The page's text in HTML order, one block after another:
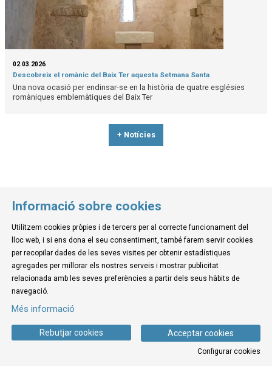
02.03.2026
Descobreix el romànic del Baix Ter aquesta Setmana Santa
Una nova ocasió per endinsar-se en la història de quatre esglésies
romàniques emblemàtiques del Baix Ter
+ Notícies
© Museu de la Mediterrània
C. d'Ullà, 27-31 | 17257 Torroella de Montgrí
Tel. 972 755 180 a/e: info@museudelamediterrania.cat
Sitemap
Link a instagram
Link a youtube
Link a twitter
Link a facebook
Informació sobre cookies
Utilitzem cookies pròpies i de tercers per al correcte funcionament del
lloc web, i si ens dona el seu consentiment, també farem servir cookies
per recopilar dades de les seves visites per obtenir estadístiques
agregades per millorar els nostres serveis i mostrar publicitat
relacionada amb les seves preferències a partir dels seus hàbits de
navegació.
Més informació
Acceptar cookies
Rebutjar cookies
Configurar cookies